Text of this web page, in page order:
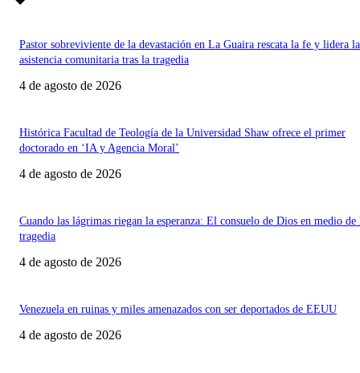
Pastor sobreviviente de la devastación en La Guaira rescata la fe y lidera la
asistencia comunitaria tras la tragedia
4 de agosto de 2026
Histórica Facultad de Teología de la Universidad Shaw ofrece el primer
doctorado en ‘IA y Agencia Moral’
4 de agosto de 2026
Cuando las lágrimas riegan la esperanza: El consuelo de Dios en medio de
tragedia
4 de agosto de 2026
Venezuela en ruinas y miles amenazados con ser deportados de EEUU
4 de agosto de 2026